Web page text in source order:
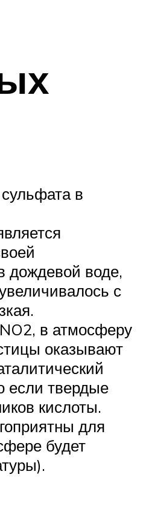
в
дождевой воде,
с
в атмосферу
оказывают
если твердые
кислоты.
для
будет